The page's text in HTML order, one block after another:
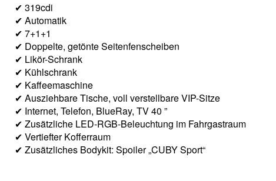
✔ 319cdi
✔ Automatik
✔ 7+1+1
✔ Doppelte, getönte Seitenfenscheiben
✔ Likör-Schrank
✔ Kühlschrank
✔ Kaffeemaschine
✔ Ausziehbare Tische, voll verstellbare VIP-Sitze
✔ Internet, Telefon, BlueRay, TV 40 ”
✔ Zusätzliche LED-RGB-Beleuchtung im Fahrgastraum
✔ Vertiefter Kofferraum
✔ Zusätzliches Bodykit: Spoiler „CUBY Sport“